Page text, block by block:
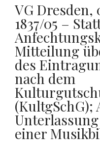
VG Dresden,
1837/05 –
Mitteilung
des
nach dem
(KultgSchG);
einer